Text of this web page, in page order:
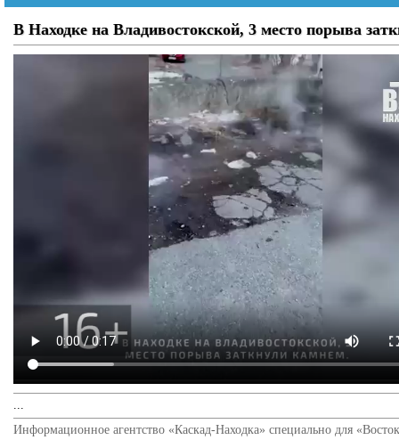
В Находке на Владивостокской, 3 место порыва
...
Информационное агентство «Каскад-Находка» специально для